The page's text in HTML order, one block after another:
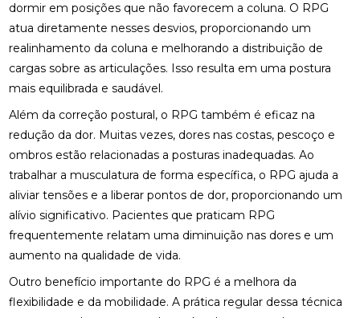
dormir em posições que não favorecem a coluna. O RPG
atua diretamente nesses desvios, proporcionando um
realinhamento da coluna e melhorando a distribuição de
cargas sobre as articulações. Isso resulta em uma postura
mais equilibrada e saudável.
Além da correção postural, o RPG também é eficaz na
redução da dor. Muitas vezes, dores nas costas, pescoço e
ombros estão relacionadas a posturas inadequadas. Ao
trabalhar a musculatura de forma específica, o RPG ajuda a
aliviar tensões e a liberar pontos de dor, proporcionando um
alívio significativo. Pacientes que praticam RPG
frequentemente relatam uma diminuição nas dores e um
aumento na qualidade de vida.
Outro benefício importante do RPG é a melhora da
flexibilidade e da mobilidade. A prática regular dessa técnica
ACUPUNTURA PERTO DE MIM: ENCONTRE O
MELHOR ATENDIMENTO NA SUA REGIÃO
ACUPUNTURA PERTO DE MIM: ENCONTRE O
MELHOR ATENDIMENTO PARA SEU BEM-ESTAR
ACUPUNTURA RJ: ALÍVIO E BEM-ESTAR
ACUPUNTURA RJ: DESCUBRA OS BENEFÍCIOS E
ONDE ENCONTRAR
ACUPUNTURA: BENEFÍCIOS E APLICAÇÕES PARA
SUA SAÚDE
BENEFÍCIOS DA ACUPUNTURA PARA SAÚDE
BENEFÍCIOS DA ACUPUNTURA RJ PARA SAÚDE E
BEM-ESTAR